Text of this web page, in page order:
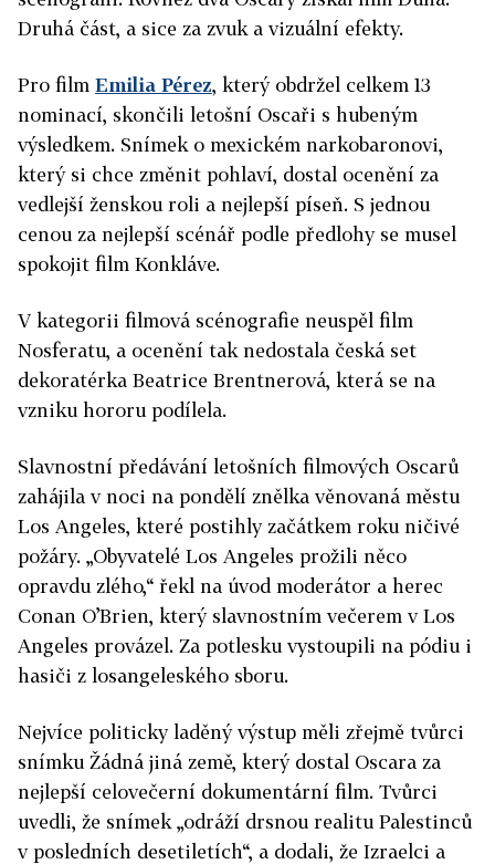
Druhá část, a sice za zvuk a vizuální efekty.
Pro film Emilia Pérez, který obdržel celkem 13
nominací, skončili letošní Oscaři s hubeným
výsledkem. Snímek o mexickém narkobaronovi,
který si chce změnit pohlaví, dostal ocenění za
vedlejší ženskou roli a nejlepší píseň. S jednou
cenou za nejlepší scénář podle předlohy se musel
spokojit film Konkláve.
V kategorii filmová scénografie neuspěl film
Nosferatu, a ocenění tak nedostala česká set
dekoratérka Beatrice Brentnerová, která se na
vzniku hororu podílela.
Slavnostní předávání letošních filmových Oscarů
zahájila v noci na pondělí znělka věnovaná městu
Los Angeles, které postihly začátkem roku ničivé
požáry. „Obyvatelé Los Angeles prožili něco
opravdu zlého,“ řekl na úvod moderátor a herec
Conan O’Brien, který slavnostním večerem v Los
Angeles provázel. Za potlesku vystoupili na pódiu i
hasiči z losangeleského sboru.
Nejvíce politicky laděný výstup měli zřejmě tvůrci
snímku Žádná jiná země, který dostal Oscara za
nejlepší celovečerní dokumentární film. Tvůrci
uvedli, že snímek „odráží drsnou realitu Palestinců
v posledních desetiletích“, a dodali, že Izraelci a